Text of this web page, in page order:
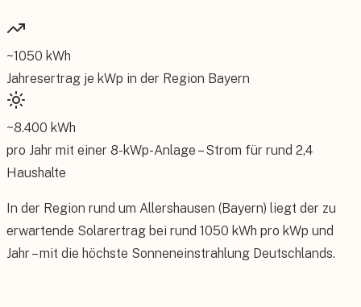
~1050 kWh
Jahresertrag je kWp in der Region Bayern
~8.400 kWh
pro Jahr mit einer 8-kWp-Anlage – Strom für rund 2,4
Haushalte
In der Region rund um Allershausen (Bayern) liegt der zu
erwartende Solarertrag bei rund 1050 kWh pro kWp und
Jahr – mit die höchste Sonneneinstrahlung Deutschlands.